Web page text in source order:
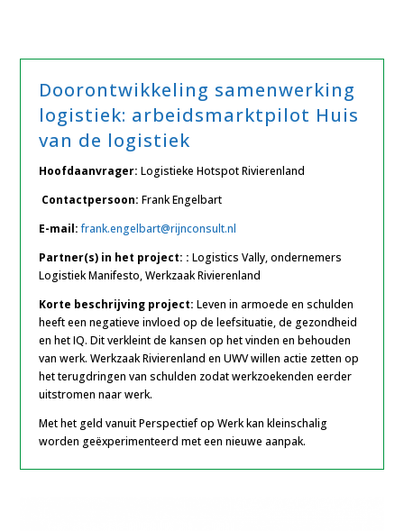
Doorontwikkeling samenwerking
logistiek: arbeidsmarktpilot Huis
van de logistiek
Hoofdaanvrager:Logistieke Hotspot Rivierenland
Contactpersoon:Frank Engelbart
E-mail:frank.engelbart@rijnconsult.nl
Partner(s) in het project: :Logistics Vally, ondernemers
Logistiek Manifesto, Werkzaak Rivierenland
Korte beschrijving project:Leven in armoede en schulden
heeft een negatieve invloed op de leefsituatie, de gezondheid
en het IQ. Dit verkleint de kansen op het vinden en behouden
van werk. Werkzaak Rivierenland en UWV willen actie zetten op
het terugdringen van schulden zodat werkzoekenden eerder
uitstromen naar werk.
Met het geld vanuit Perspectief op Werk kan kleinschalig
worden geëxperimenteerd met een nieuwe aanpak.